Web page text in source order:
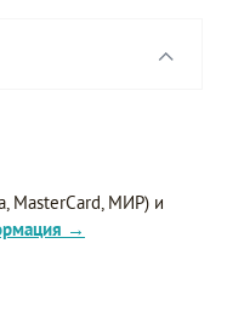
MasterCard, МИР) и
→